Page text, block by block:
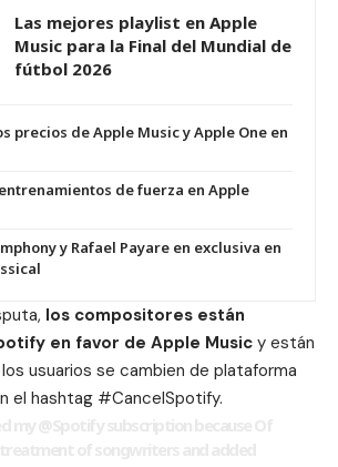
Las mejores playlist en Apple
Music para la Final del Mundial de
fútbol 2026
precios de Apple Music y Apple One en
de fuerza en Apple
y Rafael Payare en exclusiva en
los compositores están
en favor de Apple Music y están
usuarios se cambien de plataforma
el hashtag #CancelSpotify.